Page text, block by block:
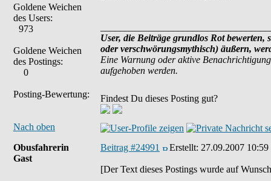
Goldene Weichen
des Users:
973
Goldene Weichen
des Postings:
0
Posting-Bewertung:
User, die Beiträge grundlos Rot
oder verschwörungsmythisch) äußern,
Eine Warnung oder aktive
aufgehoben werden.
Findest Du dieses Posting gut?
Nach oben
Obusfahrerin
Gast
Beitrag #24991 Erstellt: 27.09.2007 10:59
[Der Text dieses Postings wurde auf